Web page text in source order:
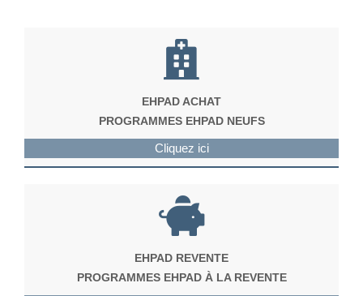
EHPAD ACHAT
PROGRAMMES EHPAD NEUFS
Cliquez ici
EHPAD REVENTE
PROGRAMMES EHPAD À LA REVENTE